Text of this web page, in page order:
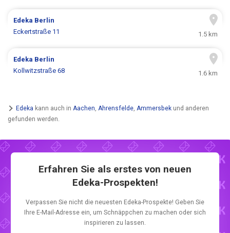
Edeka Berlin
Eckertstraße 11
1.5 km
Edeka Berlin
Kollwitzstraße 68
1.6 km
Edeka kann auch in Aachen, Ahrensfelde, Ammersbek und anderen
gefunden werden.
Erfahren Sie als erstes von neuen
Edeka-Prospekten!
Verpassen Sie nicht die neuesten Edeka-Prospekte! Geben Sie
Ihre E-Mail-Adresse ein, um Schnäppchen zu machen oder sich
inspirieren zu lassen.